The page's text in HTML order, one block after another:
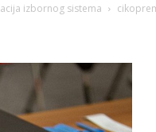
izbornog sistema